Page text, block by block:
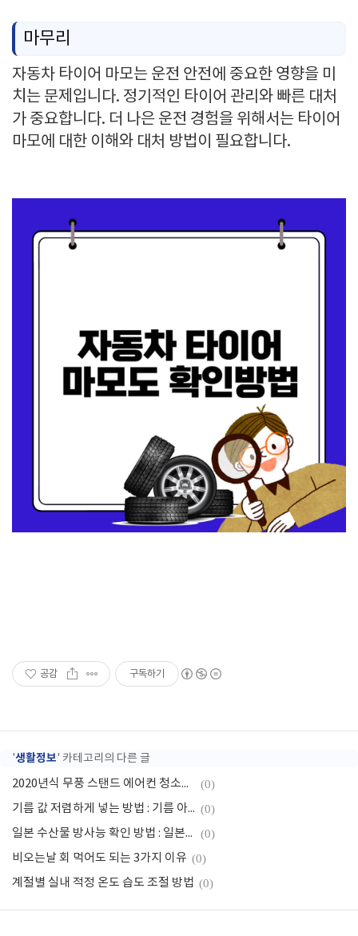
마무리
자동차 타이어 마모는 운전 안전에 중요한 영향을 미
치는 문제입니다. 정기적인 타이어 관리와 빠른 대처
가 중요합니다. 더 나은 운전 경험을 위해서는 타이어
마모에 대한 이해와 대처 방법이 필요합니다.
공감 구독하기
'생활정보' 카테고리의 다른 글
2020년식 무풍 스탠드 에어컨 청소방법 관리방법 (0)
기름 값 저렴하게 넣는 방법 : 기름 아끼는 팁 10가지 (0)
일본 수산물 방사능 확인 방법 : 일본산 수입 수산물 종류 (0)
비오는날 회 먹어도 되는 3가지 이유 (0)
계절별 실내 적정 온도 습도 조절 방법 (0)